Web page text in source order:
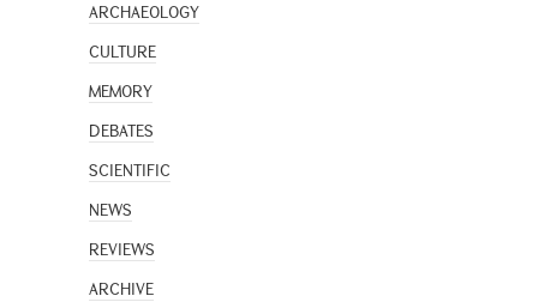
ARCHAEOLOGY
CULTURE
MEMORY
DEBATES
SCIENTIFIC
NEWS
REVIEWS
ARCHIVE